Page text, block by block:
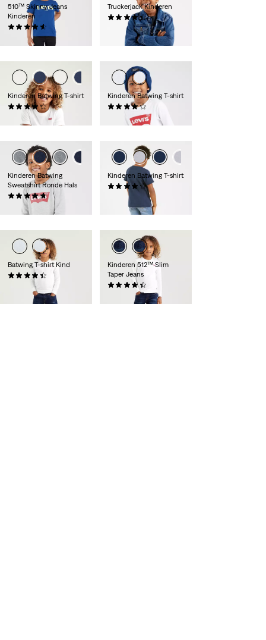
510™ Skinny Jeans
Kinderen
(0)
€ 44,95
Truckerjack Kinderen
(0)
€ 64,95
Kinderen Batwing T-shirt
(0)
€ 18,00
Kinderen Batwing T-shirt
€ 25,00
Kinderen Batwing
Sweatshirt Ronde Hals
(0)
€ 29,95
Kinderen Batwing T-shirt
(0)
€ 15,95
Batwing T-shirt Kind
(0)
Kinderen 512™ Slim
Taper Jeans